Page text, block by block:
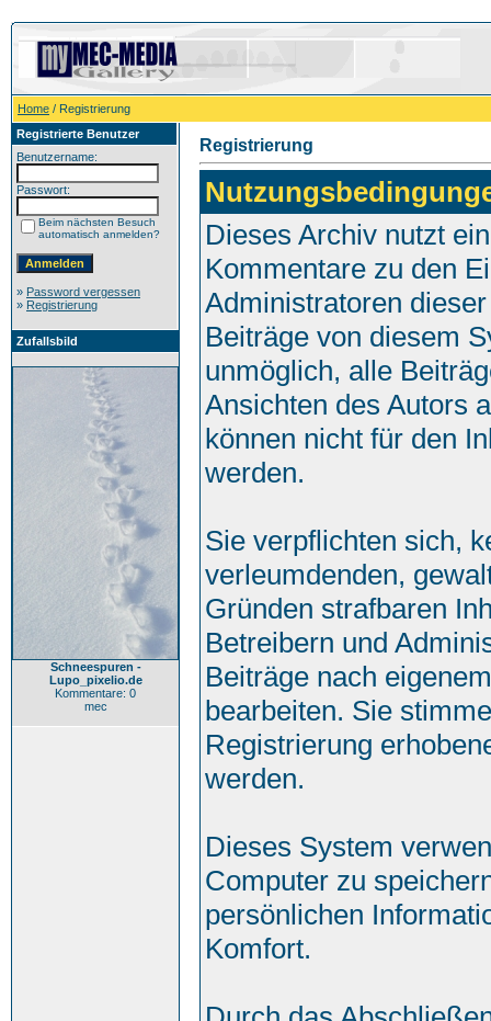
Home / Registrierung
Registrierte Benutzer
Benutzername:
Passwort:
Beim nächsten Besuch
automatisch anmelden?
» Password vergessen
» Registrierung
Zufallsbild
Schneespuren -
Lupo_pixelio.de
Kommentare: 0
mec
Registrierung
Dieses Archiv nutzt
Kommentare zu den
Administratoren
Beiträge von diesem
unmöglich, alle
Ansichten des Autors
können nicht für den
werden.
Sie verpflichten sich,
verleumdenden,
Gründen strafbaren
Betreibern und
Beiträge nach
bearbeiten. Sie
Registrierung
werden.
Dieses System
Computer zu
persönlichen
Komfort.